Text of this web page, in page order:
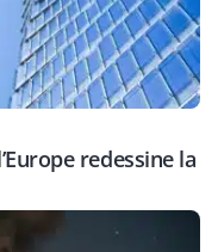
redessine la